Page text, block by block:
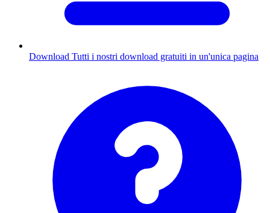
Download Tutti i nostri download gratuiti in un'unica pagina